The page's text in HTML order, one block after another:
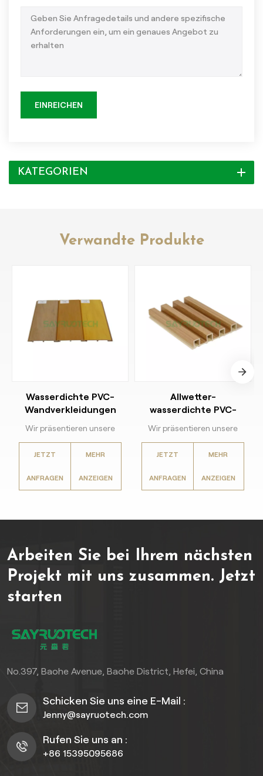
EINREICHEN
KATEGORIEN
Verwandte Produkte
Wasserdichte PVC-
Wandverkleidungen
Außenbereich
Wir präsentieren unsere
hochwertige, wasserdichte
PVC-Wandverkleidung. Sie
stand. Hergestellt aus
hochdichtem
Polyvinylchlorid (PVC)
zeichnen sich diese
Beständigkeit gegen
UV-Strahlung und Stöße
gleichzeitig ihre
beeindruckende Ästhetik.
Ein Muss für anspruchsvolle
Architekten,
Bauunternehmer und
JETZT
ANFRAGEN
MEHR
ANZEIGEN
Allwetter-
wasserdichte PVC-
Wir präsentieren unsere
hochwertige, wasserdichte
PVC-Wandverkleidung –
gegen Feuchtigkeit,
Schimmel, UV-Strahlung
und Stöße und behalten
Hausbesitzer, die Wert auf
pflegeleichte Langlebigkeit
JETZT
ANFRAGEN
MEHR
ANZEIGEN
Arbeiten Sie bei Ihrem nächsten
Projekt mit uns zusammen. Jetzt
starten
No.397, Baohe Avenue, Baohe District, Hefei, China
Schicken Sie uns eine E-Mail :
Jenny@sayruotech.com
Rufen Sie uns an :
+86 15395095686